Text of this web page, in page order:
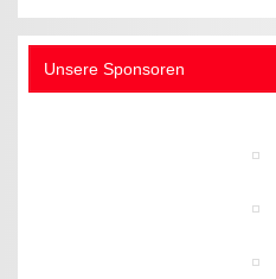
Unsere Sponsoren